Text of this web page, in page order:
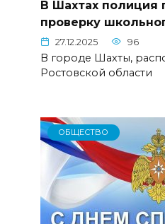
В Шахтах полиция
проверку
27.12.2025 96
В городе Шахты,
Ростовской области
ОБЩЕСТВО